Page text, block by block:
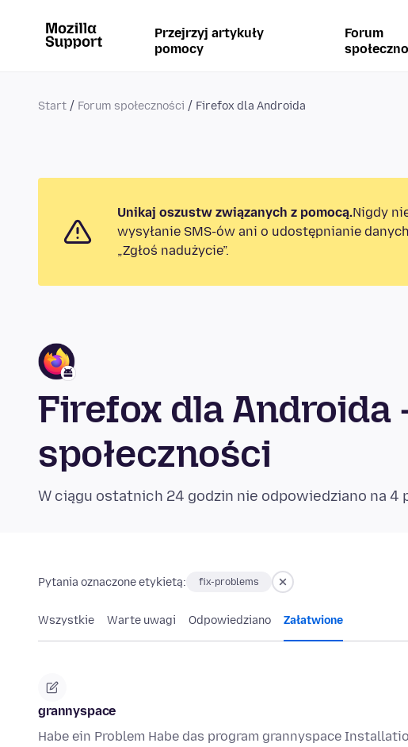
Przejrzyj artykuły
pomocy
Forum
Start Forum społeczności Firefox dla Androida
Unikaj oszustw związanych z pomocą.Nigdy
wysyłanie SMS-ów ani o udostępnianie
„Zgłoś nadużycie”.
Firefox dla Androida
społeczności
W ciągu ostatnich 24 godzin nie odpowiedziano na 4
Pytania oznaczone etykietą: fix-problems
Wszystkie Warte uwagi Odpowiedziano Załatwione
grannyspace
Habe ein Problem Habe das program grannyspace